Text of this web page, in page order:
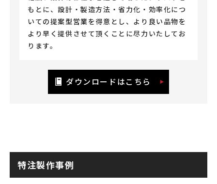
もとに、設計・製造方法・省力化・効率化につ
いての提案型営業を得意とし、より良い品物を
より早く提供させて頂くことに尽力いたしてお
ります。
ダウンロードはこちら
特注製作事例